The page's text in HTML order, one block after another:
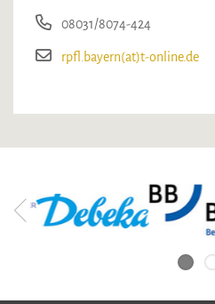
08031/8074-424
rpfl.bayern(at)t-online.de